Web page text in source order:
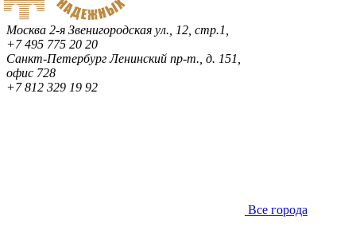
Москва 2-я Звенигородская ул., 12, стр.1,
+7 495 775 20 20
Санкт-ПетербургЛенинский пр-т., д. 151,
офис 728
+7 812 329 19 92
Все города